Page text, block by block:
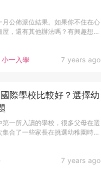
一入學 7 years ago
月公佈派位結果。如果你不住在心
，還有其他辦法嗎？有興趣想
7 years ago
國際學校比較好？選擇幼
一所入讀的學校，很多父母在選
合了一些家長在挑選幼稚園時